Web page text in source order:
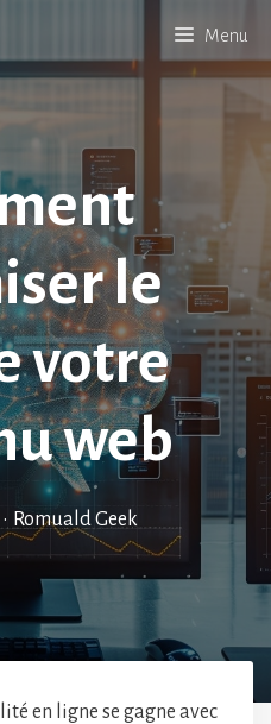
Menu
le
votre
web
• Romuald Geek
en ligne se gagne avec